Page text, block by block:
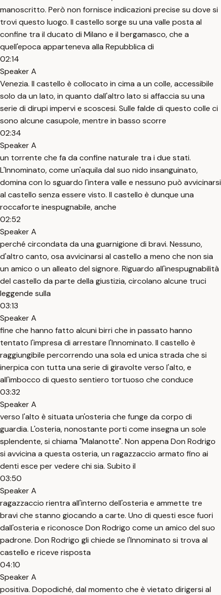
manoscritto. Però non fornisce indicazioni precise su dove si
trovi questo luogo. Il castello sorge su una valle posta al
confine tra il ducato di Milano e il bergamasco, che a
quell'epoca apparteneva alla Repubblica di
02:14
Speaker A
Venezia. Il castello è collocato in cima a un colle, accessibile
solo da un lato, in quanto dall'altro lato si affaccia su una
serie di dirupi impervi e scoscesi. Sulle falde di questo colle ci
sono alcune casupole, mentre in basso scorre
02:34
Speaker A
un torrente che fa da confine naturale tra i due stati.
L'Innominato, come un'aquila dal suo nido insanguinato,
domina con lo sguardo l'intera valle e nessuno può avvicinarsi
al castello senza essere visto. Il castello è dunque una
roccaforte inespugnabile, anche
02:52
Speaker A
perché circondata da una guarnigione di bravi. Nessuno,
d'altro canto, osa avvicinarsi al castello a meno che non sia
un amico o un alleato del signore. Riguardo all'inespugnabilità
del castello da parte della giustizia, circolano alcune truci
leggende sulla
03:13
Speaker A
fine che hanno fatto alcuni birri che in passato hanno
tentato l'impresa di arrestare l'Innominato. Il castello è
raggiungibile percorrendo una sola ed unica strada che si
inerpica con tutta una serie di giravolte verso l'alto, e
all'imbocco di questo sentiero tortuoso che conduce
03:32
Speaker A
verso l'alto è situata un'osteria che funge da corpo di
guardia. L'osteria, nonostante porti come insegna un sole
splendente, si chiama "Malanotte". Non appena Don Rodrigo
si avvicina a questa osteria, un ragazzaccio armato fino ai
denti esce per vedere chi sia. Subito il
03:50
Speaker A
ragazzaccio rientra all'interno dell'osteria e ammette tre
bravi che stanno giocando a carte. Uno di questi esce fuori
dall'osteria e riconosce Don Rodrigo come un amico del suo
padrone. Don Rodrigo gli chiede se l'Innominato si trova al
castello e riceve risposta
04:10
Speaker A
positiva. Dopodiché, dal momento che è vietato dirigersi al